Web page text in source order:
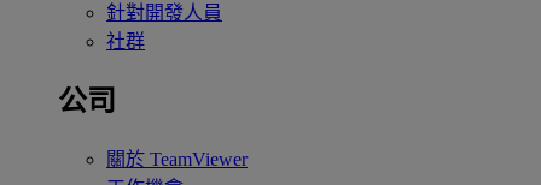
針對開發人員
社群
公司
關於 TeamViewer